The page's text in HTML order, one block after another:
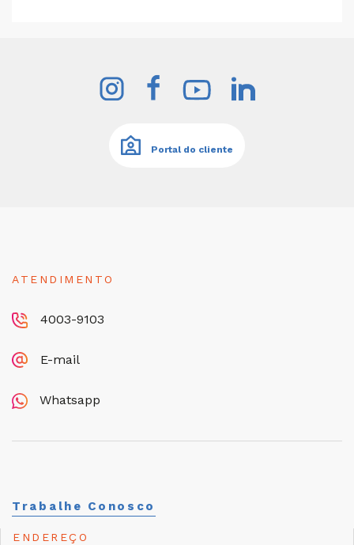
Portal do cliente
ATENDIMENTO
4003-9103
E-mail
Whatsapp
Trabalhe Conosco
ENDEREÇO